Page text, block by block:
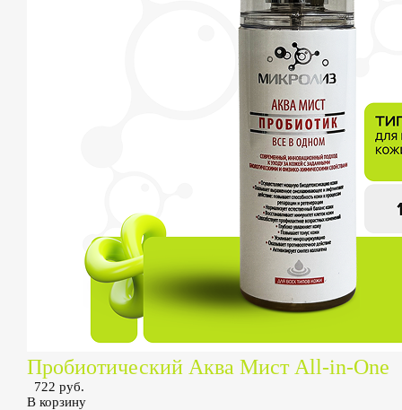
Пробиотический Аква Мист All-in-One
722 руб.
В корзину